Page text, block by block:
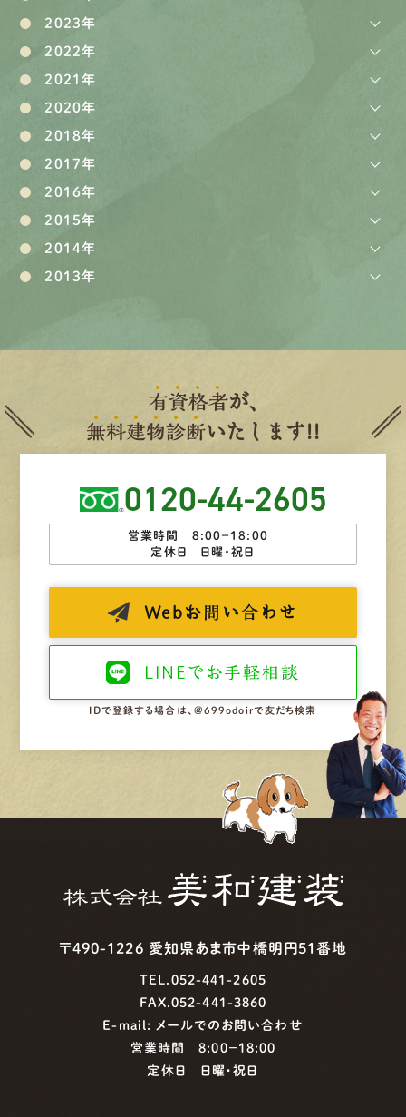
2023年
2022年
2021年
2020年
2018年
2017年
2016年
2015年
2014年
2013年
有資格者が、
無料建物診断いたします!!
0120-44-2605
営業時間 8:00−18:00 ｜
定休日 日曜・祝日
Web お問い合わせ
LINEで お手軽相談
IDで登録する場合は、@699odoirで友だち検索
〒490-1226 愛知県あま市中橋明円51番地
TEL.052-441-2605
FAX.052-441-3860
E-mail: メールでのお問い合わせ
営業時間 8:00−18:00
定休日 日曜・祝日